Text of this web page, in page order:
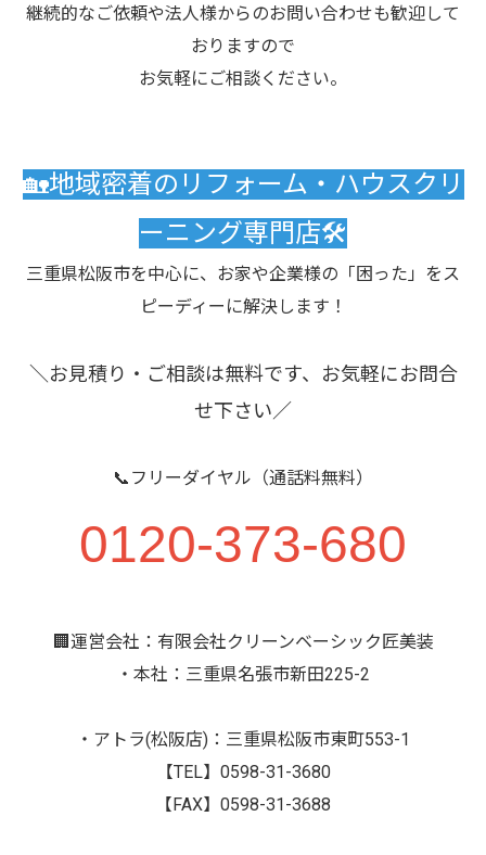
継続的なご依頼や法人様からのお問い合わせも歓迎して
おりますので
お気軽にご相談ください。
🏡地域密着のリフォーム・ハウスクリ
ーニング専門店🛠️
三重県松阪市を中心に、お家や企業様の「困った」をス
ピーディーに解決します！
＼お見積り・ご相談は無料です、お気軽にお問合
せ下さい／
📞フリーダイヤル（通話料無料）
0120-373-680
🏢運営会社：有限会社クリーンベーシック匠美装
・本社：三重県名張市新田225-2
・アトラ(松阪店)：三重県松阪市東町553-1
【TEL】0598-31-3680
【FAX】0598-31-3688